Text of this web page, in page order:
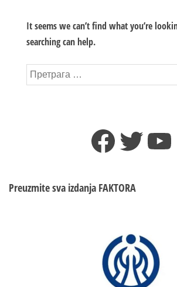
It seems we can’t find what you’re
searching can help.
Претрага
за:
Facebook
Preuzmite sva izdanja FAKTORA